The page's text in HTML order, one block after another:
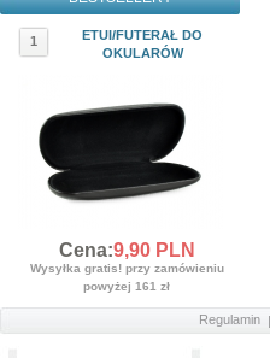
1
ETUI/FUTERAŁ DO
OKULARÓW
Cena:9,90PLN
Wysyłka gratis! przy zamówieniu
powyżej 161 zł
Regulamin